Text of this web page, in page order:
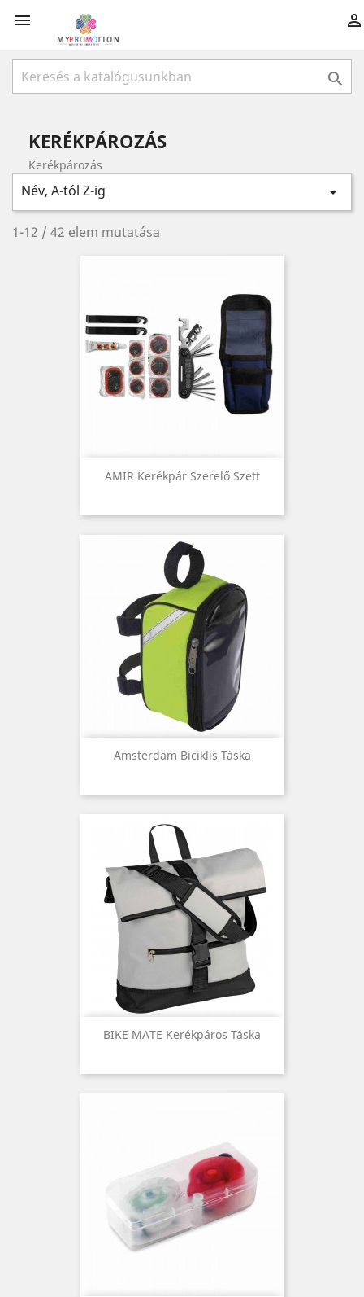
 

KERÉKPÁROZÁS
Kerékpározás
Név, A-tól Z-ig 
1-12 / 42 elem mutatása
AMIR Kerékpár Szerelő Szett
Amsterdam Biciklis Táska
BIKE MATE Kerékpáros Táska